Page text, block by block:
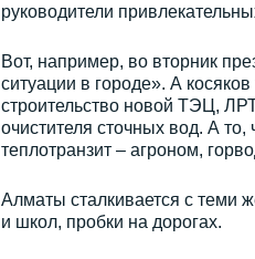
руководители
Вот, например, во вторник
ситуации в городе». А
строительство новой ТЭЦ,
очистителя сточных вод. А
теплотранзит – агроном,
Алматы сталкивается с теми
и школ, пробки на дорогах.